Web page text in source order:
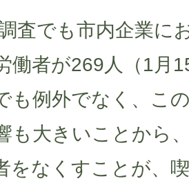
査でも市内企業に
働者が269人（1月
も例外でなく、こ
も大きいことから
をなくすことが、